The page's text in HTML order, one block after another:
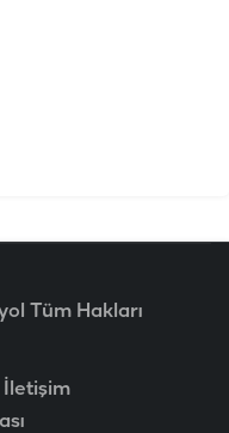
Tüm Hakları
İletişim